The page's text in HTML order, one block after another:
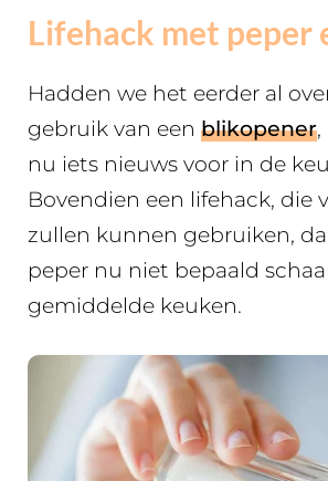
Lifehack met peper
Hadden we het eerder al
gebruik van een blikopener
nu iets nieuws voor in de
Bovendien een lifehack, die
zullen kunnen gebruiken,
peper nu niet bepaald
gemiddelde keuken.